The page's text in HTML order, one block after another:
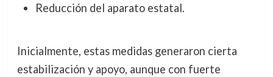
Reducción del aparato estatal.
Inicialmente, estas medidas generaron cierta
estabilización y apoyo, aunque con fuerte